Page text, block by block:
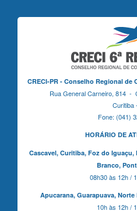
CRECI-PR - Conselho Regional de
Rua General Carneiro, 814
Curitiba
Fone: (041)
HORÁRIO DE
Cascavel, Curitiba,Foz do Iguaçu,
Branco,
08h30 às 12h /
Apucarana, Guarapuava, Norte
10h às 12h /